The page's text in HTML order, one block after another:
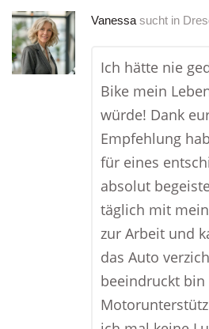
Vanessa sucht in
Ich hätte nie
Bike mein
würde! Dank
Empfehlung
für eines
absolut
täglich mit
zur Arbeit und
das Auto
beeindruckt